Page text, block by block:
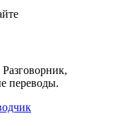
переводы.